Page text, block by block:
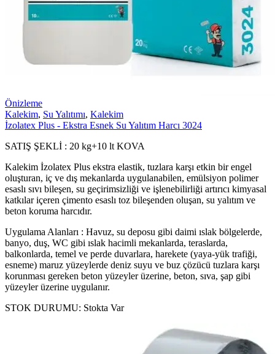
Önizleme
Kalekim, Su Yalıtımı, Kalekim
İzolatex Plus - Ekstra Esnek Su Yalıtım Harcı 3024
SATIŞ ŞEKLİ : 20 kg+10 lt KOVA
Kalekim İzolatex Plus ekstra elastik, tuzlara karşı etkin bir engel
oluşturan, iç ve dış mekanlarda uygulanabilen, emülsiyon polimer
esaslı sıvı bileşen, su geçirimsizliği ve işlenebilirliği artırıcı kimyasal
katkılar içeren çimento esaslı toz bileşenden oluşan, su yalıtım ve
beton koruma harcıdır.
Uygulama Alanları : Havuz, su deposu gibi daimi ıslak bölgelerde,
banyo, duş, WC gibi ıslak hacimli mekanlarda, teraslarda,
balkonlarda, temel ve perde duvarlara, harekete (yaya-yük trafiği,
esneme) maruz yüzeylerde deniz suyu ve buz çözücü tuzlara karşı
korunması gereken beton yüzeyler üzerine, beton, sıva, şap gibi
yüzeyler üzerine uygulanır.
STOK DURUMU: Stokta Var